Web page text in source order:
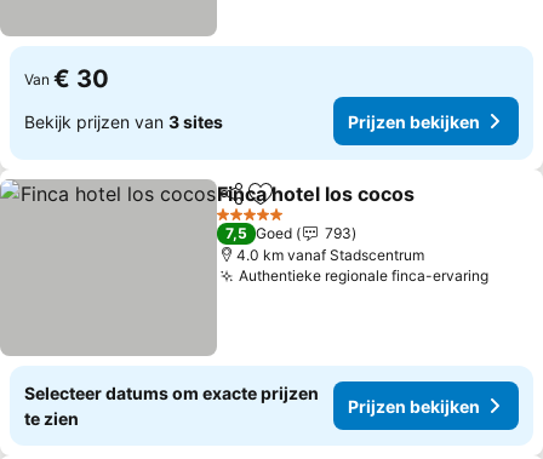
Van € 30
Bekijk prijzen van 3 sites Prijzen bekijken
DelenToevoegen aan favorieten
Finca hotel los cocos
5 Sterren
7,5 Goed
793
4.0 km vanaf Stadscentrum
Authentieke regionale finca-ervaring
Selecteer datums om exacte prijzen
te zien
Prijzen bekijken